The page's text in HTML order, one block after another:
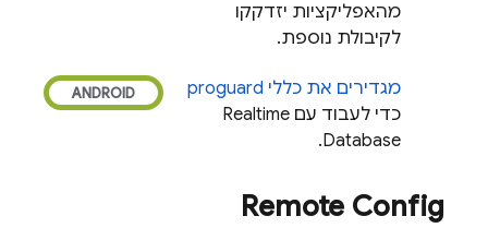
מהאפליקציות יזדקקו
לקיבולת נוספת.
מגדירים את כללי proguard
כדי לעבוד עם Realtime
Database
.
Remote Config